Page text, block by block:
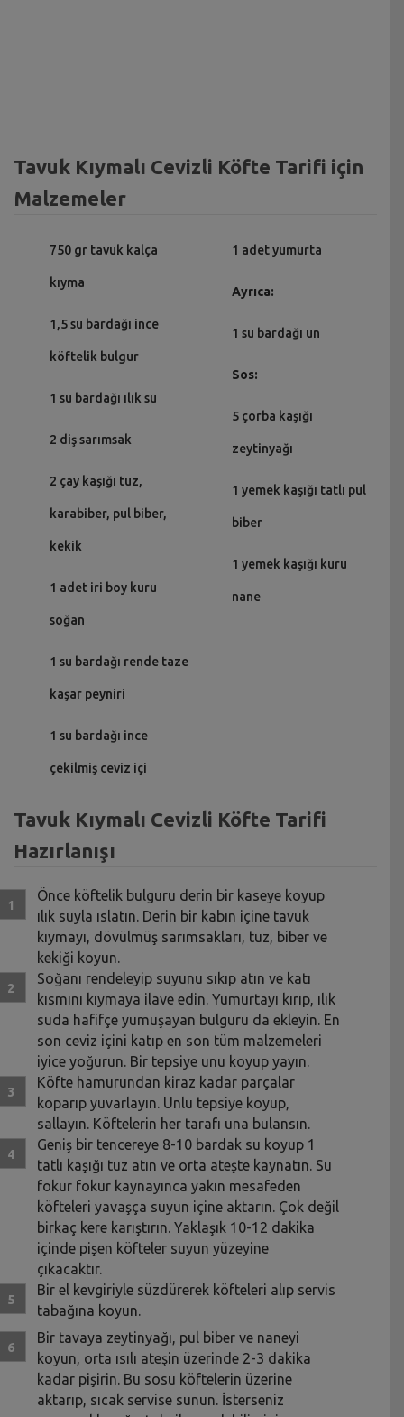
Tavuk Kıymalı Cevizli Köfte Tarifi için
Malzemeler
750 gr tavuk kalça
kıyma
1,5 su bardağı ince
köftelik bulgur
1 su bardağı ılık su
2 diş sarımsak
2 çay kaşığı tuz,
karabiber, pul biber,
kekik
1 adet iri boy kuru
soğan
1 su bardağı rende taze
kaşar peyniri
1 su bardağı ince
çekilmiş ceviz içi
1 adet yumurta
Ayrıca:
1 su bardağı un
Sos:
5 çorba kaşığı
zeytinyağı
1 yemek kaşığı tatlı pul
biber
1 yemek kaşığı kuru
nane
Tavuk Kıymalı Cevizli Köfte Tarifi
Hazırlanışı
Önce köftelik bulguru derin bir kaseye koyup
ılık suyla ıslatın. Derin bir kabın içine tavuk
kıymayı, dövülmüş sarımsakları, tuz, biber ve
kekiği koyun.
Soğanı rendeleyip suyunu sıkıp atın ve katı
kısmını kıymaya ilave edin. Yumurtayı kırıp, ılık
suda hafifçe yumuşayan bulguru da ekleyin. En
son ceviz içini katıp en son tüm malzemeleri
iyice yoğurun. Bir tepsiye unu koyup yayın.
Köfte hamurundan kiraz kadar parçalar
koparıp yuvarlayın. Unlu tepsiye koyup,
sallayın. Köftelerin her tarafı una bulansın.
Geniş bir tencereye 8-10 bardak su koyup 1
tatlı kaşığı tuz atın ve orta ateşte kaynatın. Su
fokur fokur kaynayınca yakın mesafeden
köfteleri yavaşça suyun içine aktarın. Çok değil
birkaç kere karıştırın. Yaklaşık 10-12 dakika
içinde pişen köfteler suyun yüzeyine
çıkacaktır.
Bir el kevgiriyle süzdürerek köfteleri alıp servis
tabağına koyun.
Bir tavaya zeytinyağı, pul biber ve naneyi
koyun, orta ısılı ateşin üzerinde 2-3 dakika
kadar pişirin. Bu sosu köftelerin üzerine
aktarıp, sıcak servise sunun. İsterseniz